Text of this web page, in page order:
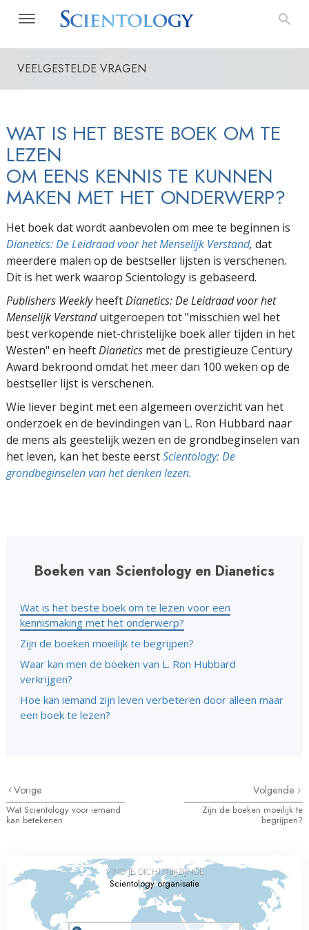
VEELGESTELDE VRAGEN
WAT IS HET BESTE BOEK OM TE
LEZEN
OM EENS KENNIS TE KUNNEN
MAKEN MET HET ONDERWERP?
Het boek dat wordt aanbevolen om mee te beginnen is
Dianetics: De Leidraad voor het Menselijk Verstand, dat
meerdere malen op de bestseller lijsten is verschenen.
Dit is het werk waarop Scientology is gebaseerd.
Publishers WeeklyheeftDianetics: De Leidraad voor het
Menselijk Verstanduitgeroepen tot "misschien wel het
best verkopende niet-christelijke boek aller tijden in het
Westen" en heeftDianetics met de prestigieuze Century
Award bekroond omdat het meer dan 100 weken op de
bestseller lijst is verschenen.
Wie liever begint met een algemeen overzicht van het
onderzoek en de bevindingen van L. Ron Hubbard naar
de mens als geestelijk wezen en de grondbeginselen van
het leven, kan het beste eerstScientology: De
grondbeginselen van het denken lezen.
Boeken van Scientology en Dianetics
Wat is het beste boek om te lezen voor een
kennismaking met het onderwerp?
Zijn de boeken moeilijk te begrijpen?
Waar kan men de boeken van L. Ron Hubbard
verkrijgen?
Hoe kan iemand zijn leven verbeteren door alleen maar
een boek te lezen?
Vorige
Wat Scientology voor iemand
kan betekenen
Volgende
Zijn de boeken moeilijk te
begrijpen?
VIND JE DICHTSTBIJZIJNDE
Scientology organisatie